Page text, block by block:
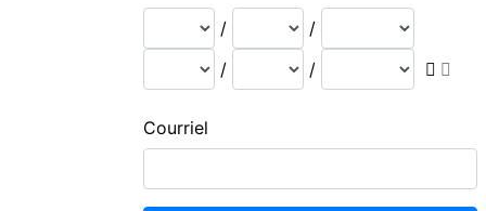
/
/
/
/
Courriel